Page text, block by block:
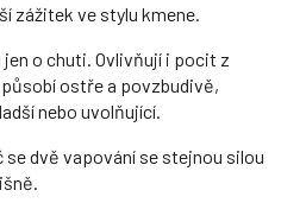
zážitek ve stylu kmene.
o chuti. Ovlivňují i pocit z
ostře a povzbudivě,
nebo uvolňující.
se dvě vapování se stejnou silou